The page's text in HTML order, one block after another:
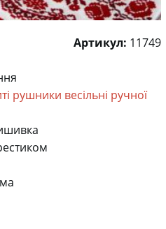
Артикул: 11749
рушники весільні ручної